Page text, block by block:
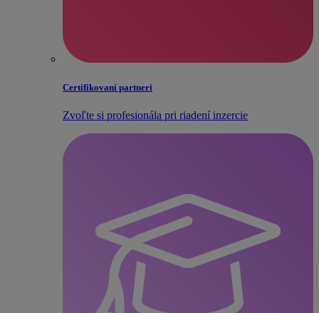
Certifikovaní partneri
Zvoľte si profesionála pri riadení inzercie